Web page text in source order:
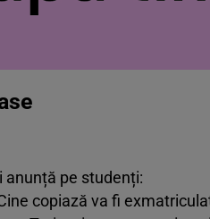
anunță pe studenți:
copiază va fi